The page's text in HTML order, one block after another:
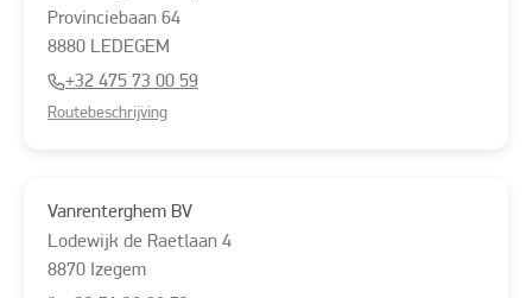
Provinciebaan 64
8880 LEDEGEM
+32 475 73 00 59
Routebeschrijving
Vanrenterghem BV
Lodewijk de Raetlaan 4
8870 Izegem